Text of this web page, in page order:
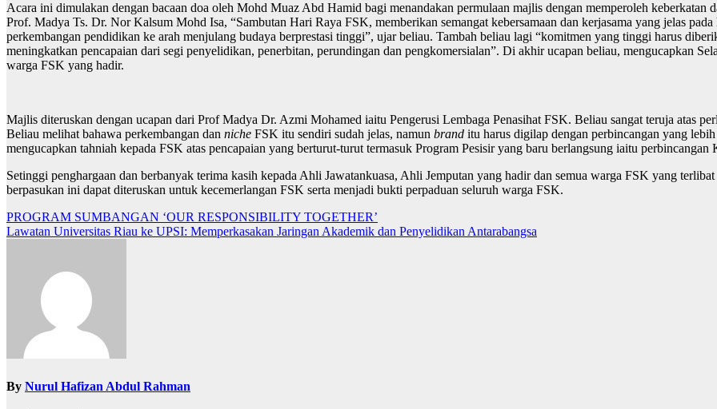
Acara ini dimulakan dengan bacaan doa oleh Mohd Muaz Abd Hamid bagi menandakan permulaan majlis dengan memperoleh
Prof. Madya Ts. Dr. Nor Kalsum Mohd Isa, “Sambutan Hari Raya FSK, memberikan semangat kebersamaan dan kerjasama yang jelas
perkembangan pendidikan ke arah menjulang budaya berprestasi tinggi”, ujar beliau. Tambah beliau lagi “komitmen yang tinggi harus
meningkatkan pencapaian dari segi penyelidikan, penerbitan, perundingan dan pengkomersialan”. Di akhir ucapan beliau, mengucapkan
warga FSK yang hadir.
Majlis diteruskan dengan ucapan dari Prof Madya Dr. Azmi Mohamed iaitu Pengerusi Lembaga Penasihat FSK. Beliau sangat teruja atas
Beliau melihat bahawa perkembangan dan niche FSK itu sendiri sudah jelas, namun brand itu harus digilap dengan perbincangan yang
mengucapkan tahniah kepada FSK atas pencapaian yang berturut-turut termasuk Program Pesisir yang baru berlangsung iaitu
Setinggi penghargaan dan berbanyak terima kasih kepada Ahli Jawatankuasa, Ahli Jemputan yang hadir dan semua warga FSK yang
berpasukan ini dapat diteruskan untuk kecemerlangan FSK serta menjadi bukti perpaduan seluruh warga FSK.
Navigasi
kiriman
PROGRAM SUMBANGAN ‘OUR RESPONSIBILITY TOGETHER’
Lawatan Universitas Riau ke UPSI: Memperkasakan Jaringan Akademik dan Penyelidikan Antarabangsa
By Nurul Hafizan Abdul Rahman